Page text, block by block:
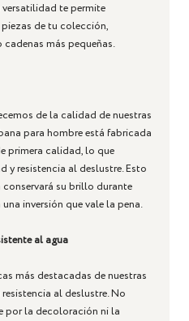
te permite
de tu colección,
más pequeñas.
de la calidad de nuestras
para hombre está fabricada
primera calidad, lo que
y resistencia al deslustre. Esto
conservará su brillo durante
inversión que vale la pena.
al agua
más destacadas de nuestras
al deslustre. No
por la decoloración ni la